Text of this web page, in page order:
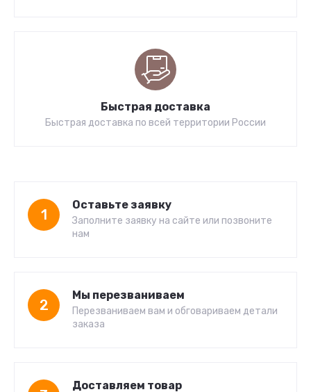
Быстрая доставка
Быстрая доставка по всей территории России
1
Оставьте заявку
Заполните заявку на сайте или позвоните
нам
2
Мы перезваниваем
Перезваниваем вам и обговариваем детали
заказа
Доставляем товар